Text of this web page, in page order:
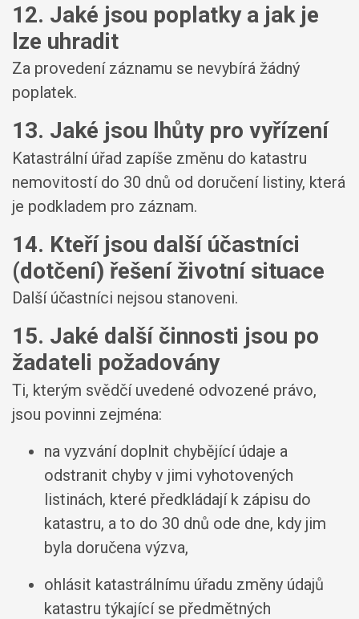
12. Jaké jsou poplatky a jak je
lze uhradit
Za provedení záznamu se nevybírá žádný
poplatek.
13. Jaké jsou lhůty pro vyřízení
Katastrální úřad zapíše změnu do katastru
nemovitostí do 30 dnů od doručení listiny, která
je podkladem pro záznam.
14. Kteří jsou další účastníci
(dotčení) řešení životní situace
Další účastníci nejsou stanoveni.
15. Jaké další činnosti jsou po
žadateli požadovány
Ti, kterým svědčí uvedené odvozené právo,
jsou povinni zejména:
na vyzvání doplnit chybějící údaje a
odstranit chyby v jimi vyhotovených
listinách, které předkládají k zápisu do
katastru, a to do 30 dnů ode dne, kdy jim
byla doručena výzva,
ohlásit katastrálnímu úřadu změny údajů
katastru týkající se předmětných